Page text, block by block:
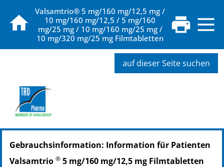
Valsamtrio® 5 mg/160 mg/12,5 mg /
10 mg/160 mg/12,5 / 5 mg/160
mg/25 mg / 10 mg/160 mg/25 mg /
10 mg/320 mg/25 mg Filmtabletten
auf dieser Seite suchen
PZN: 15865332
PPN: 111586533265
PZN: 15865349
Gebrauchsinformation: Information für Patienten
Valsamtrio ® 5 mg/160 mg/12,5 mg Filmtabletten